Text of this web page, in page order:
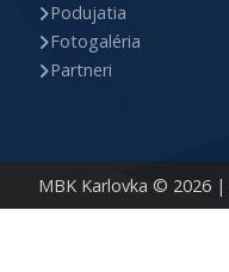
MBK Karlovka © 2026 |
Podujatia
Fotogaléria
Partneri